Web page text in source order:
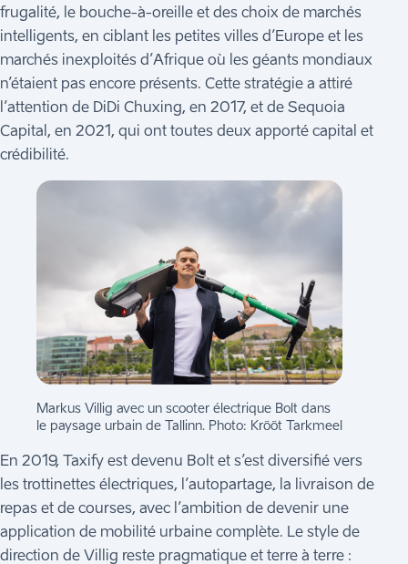
frugalité, le bouche-à-oreille et des choix de marchés
intelligents, en ciblant les petites villes d’Europe et les
marchés inexploités d’Afrique où les géants mondiaux
n’étaient pas encore présents. Cette stratégie a attiré
l’attention de DiDi Chuxing, en 2017, et de Sequoia
Capital, en 2021, qui ont toutes deux apporté capital et
crédibilité.
Markus Villig avec un scooter électrique Bolt dans
le paysage urbain de Tallinn. Photo: Krõõt Tarkmeel
En 2019, Taxify est devenu Bolt et s’est diversifié vers
les trottinettes électriques, l’autopartage, la livraison de
repas et de courses, avec l’ambition de devenir une
application de mobilité urbaine complète. Le style de
direction de Villig reste pragmatique et terre à terre :